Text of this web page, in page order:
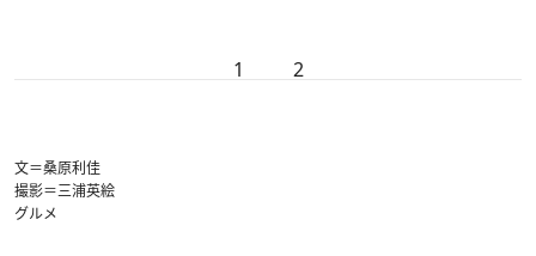
1 2
文＝桑原利佳
撮影＝三浦英絵
グルメ